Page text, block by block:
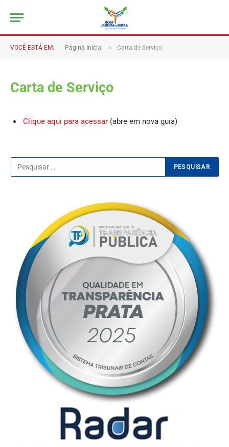
VOCÊ ESTÁ EM: Página Inicial » Carta de Serviço
Carta de Serviço
Clique aqui para acessar (abre em nova guia)